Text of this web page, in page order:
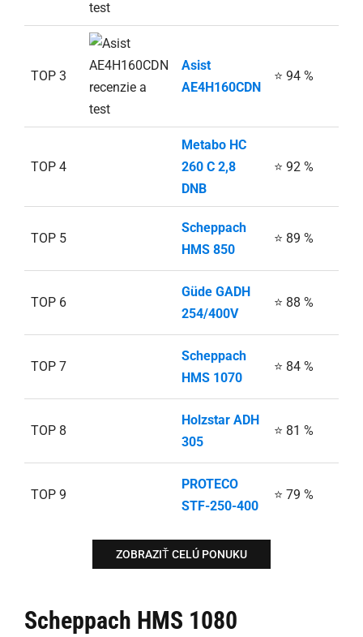
TOP 3
Asist
AE4H160CDN
⭐ 94 %
TOP 4
Metabo HC
260 C 2,8
DNB
⭐ 92 %
TOP 5
Scheppach
HMS 850
⭐ 89 %
TOP 6
Güde GADH
254/400V
⭐ 88 %
TOP 7
Scheppach
HMS 1070
⭐ 84 %
TOP 8
Holzstar ADH
305
⭐ 81 %
TOP 9
PROTECO
STF-250-400
⭐ 79 %
ZOBRAZIŤ CELÚ PONUKU
Scheppach HMS 1080